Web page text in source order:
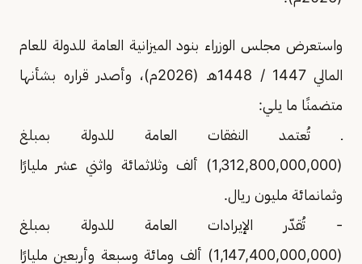
واستعرض مجلس الوزراء بنود الميزانية العامة للدولة للعام
المالي 1447 / 1448هـ (2026م)، وأصدر قراره بشأنها
متضمنًا ما يلي:
ـ تُعتمد النفقات العامة للدولة بمبلغ
(1,312,800,000,000) ألف وثلاثمائة واثني عشر مليارًا
وثمانمائة مليون ريال.
- تُقدّر الإيرادات العامة للدولة بمبلغ
(1,147,400,000,000) ألف ومائة وسبعة وأربعين مليارًا